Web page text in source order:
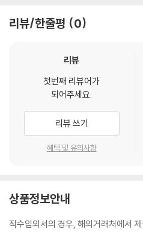
리뷰/한줄평 0
리뷰
첫번째 리뷰어가
되어주세요.
리뷰 쓰기
혜택 및 유의사항
상품정보안내
직수입외서의 경우, 해외거래처에서